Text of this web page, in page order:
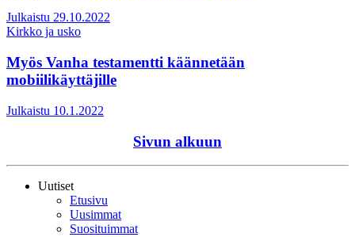
Julkaistu 29.10.2022
Kirkko ja usko
Myös Vanha testamentti käännetään
mobiilikäyttäjille
Julkaistu 10.1.2022
Sivun alkuun
Uutiset
Etusivu
Uusimmat
Suosituimmat